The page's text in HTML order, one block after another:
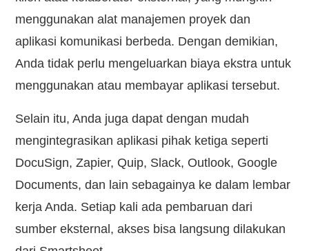
menggunakan alat manajemen proyek dan
aplikasi komunikasi berbeda. Dengan demikian,
Anda tidak perlu mengeluarkan biaya ekstra untuk
menggunakan atau membayar aplikasi tersebut.
Selain itu, Anda juga dapat dengan mudah
mengintegrasikan aplikasi pihak ketiga seperti
DocuSign, Zapier, Quip, Slack, Outlook, Google
Documents, dan lain sebagainya ke dalam lembar
kerja Anda. Setiap kali ada pembaruan dari
sumber eksternal, akses bisa langsung dilakukan